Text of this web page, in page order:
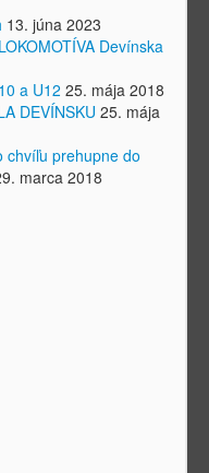
13. júna 2023
Devínska
a U12 25. mája 2018
DEVÍNSKU 25. mája
chvíľu prehupne do
marca 2018